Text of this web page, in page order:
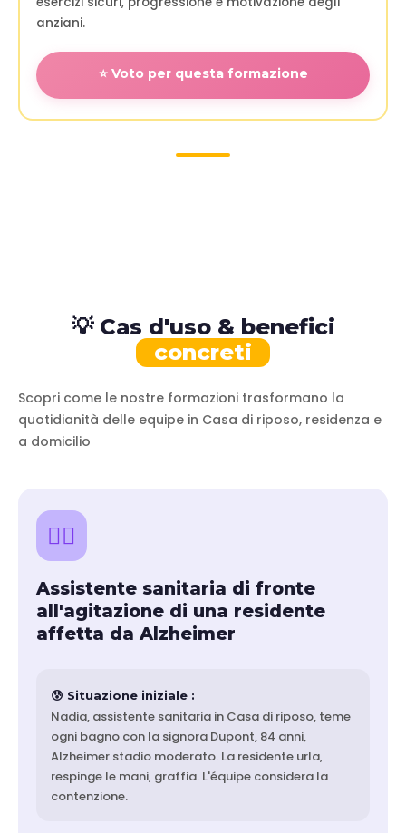
anziani.
⭐ Voto per questa formazione
💡 Cas d'uso & benefici
concreti
Scopri come le nostre formazioni trasformano la
quotidianità delle equipe in Casa di riposo, residenza e
a domicilio
👩‍⚕️
Assistente sanitaria di fronte
all'agitazione di una residente
affetta da Alzheimer
😰 Situazione iniziale :
Nadia, assistente sanitaria in Casa di riposo, teme
ogni bagno con la signora Dupont, 84 anni,
Alzheimer stadio moderato. La residente urla,
respinge le mani, graffia. L'équipe considera la
contenzione.